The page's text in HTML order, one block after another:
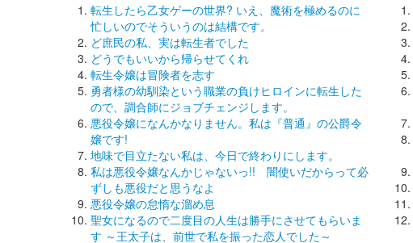
転生したら乙女ゲーの世界? いえ、魔術を極めるのに
忙しいのでそういうのは結構です。
ど庶民の私、実は転生者でした
どうでもいいから帰らせてくれ
転生令嬢は冒険者を志す
勇者様の幼馴染という職業の負けヒロインに転生した
ので、調合師にジョブチェンジします。
悪役令嬢になんかなりません。私は『普通』の公爵令
嬢です!
地味で目立たない私は、今日で終わりにします。
私は悪役令嬢なんかじゃないっ!! 闇使いだからって必
ずしも悪役だと思うなよ
悪役令嬢の怠惰な溜め息
聖女になるので二度目の人生は勝手にさせてもらいま
す ～王太子は、前世で私を振った恋人でした～